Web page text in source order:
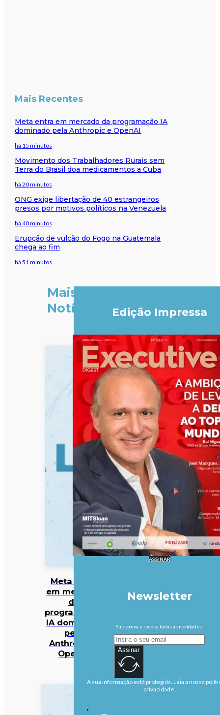
Mais Recentes
Meta entra em mercado da programação IA
dominado pela Anthropic e OpenAI
há 15 minutos
Movimento dos Trabalhadores Rurais sem
Terra do Brasil doa medicamentos a Cuba
há 20 minutos
ONG exige libertação de 40 estrangeiros
presos por motivos políticos na Venezuela
há 40 minutos
Erupção de vulcão do Fogo na Guatemala
chega ao fim
há 51 minutos
Mais
Notícias
Meta entra
em mercado
da
programação
IA dominado
pela
Anthropic e
OpenAI
Edição Impressa
ASSINAR
Newsletter
Subscreva e receba todas as novidades.
Assinar
A sua informação está protegida. Leia a nossa
privacidade.